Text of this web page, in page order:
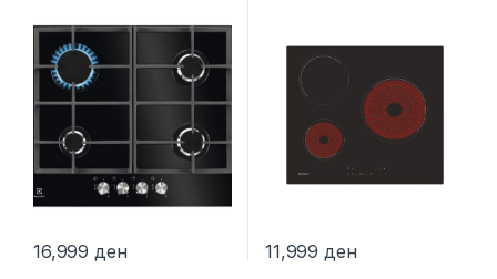
16,999ден 11,999ден